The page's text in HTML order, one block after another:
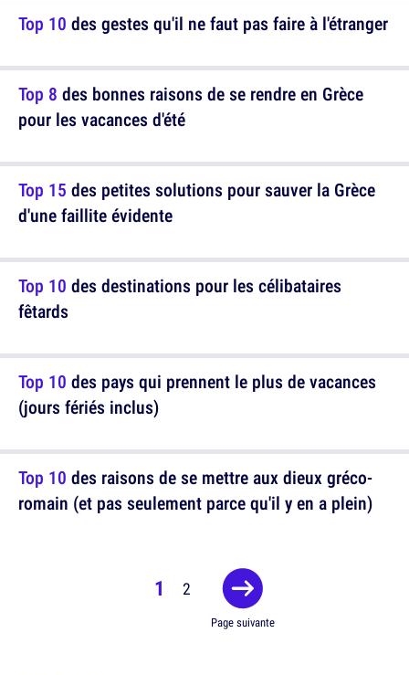
Top 8 des bonnes raisons de se rendre en Grèce
pour les vacances d'été
Top 10 des destinations pour les célibataires
fêtards
Top 10 des raisons de se mettre aux dieux gréco-
romain (et pas seulement parce qu'il y en a plein)
Top 10 des gestes qu'il ne faut pas faire à l'étranger
Top 15 des petites solutions pour sauver la Grèce
d'une faillite évidente
Top 10 des pays qui prennent le plus de vacances
(jours fériés inclus)
1 2
Page suivante